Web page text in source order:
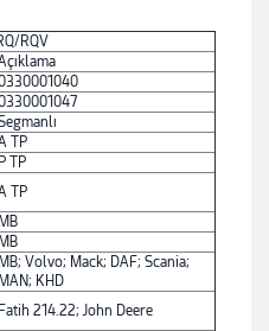
RQV
TP
P TP
TP
MB
MB
MB; Volvo; Mack; DAF; Scania;
MAN; KHD
Fatih 214.22; John Deere